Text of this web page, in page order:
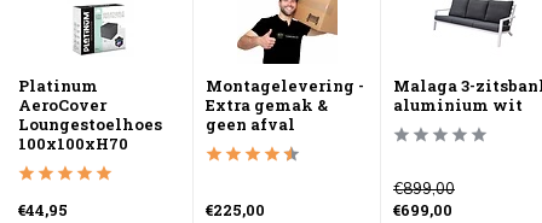
Platinum
AeroCover
Loungestoelhoes
100x100xH70
€44,95
Montagelevering -
Extra gemak &
geen afval
€225,00
Malaga 3-
aluminium wit
€899,00
€699,00